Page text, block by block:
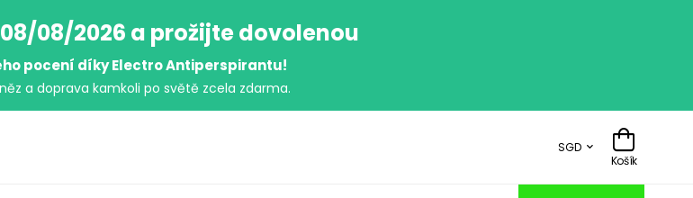
08/2026 a prožijte dovolenou
pocení díky Electro Antiperspirantu!
a doprava kamkoli po světě zcela zdarma.
SGD
Košík